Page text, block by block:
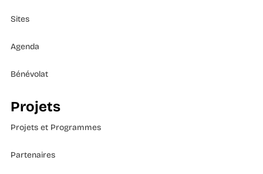
Sites
Agenda
Bénévolat
Projets
Projets et Programmes
Partenaires